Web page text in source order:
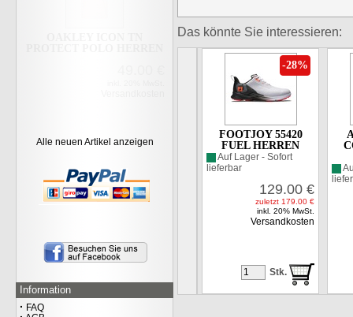
49.00
Alle neuen Artikel anzeigen
Information
· FAQ
Das könnte Sie interessieren:
FOOTJOY 55420
FUEL HERREN
Auf Lager - Sofort
lieferbar
-28%
129.00 €
zuletzt 179.00 €
inkl. 20% MwSt.
Versandkosten
Stk.